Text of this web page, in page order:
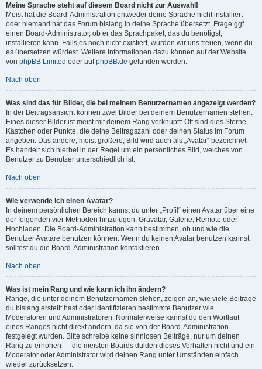
Meine Sprache steht auf diesem Board nicht zur Auswahl!
Meist hat die Board-Administration entweder deine Sprache nicht installiert
oder niemand hat das Forum bislang in deine Sprache übersetzt. Frage ggf.
einen Board-Administrator, ob er das Sprachpaket, das du benötigst,
installieren kann. Falls es noch nicht existiert, würden wir uns freuen, wenn du
es übersetzen würdest. Weitere Informationen dazu können auf der Website
von phpBB Limited oder aufphpBB.de gefunden werden.
Nach oben
Was sind das für Bilder, die bei meinem Benutzernamen angezeigt werden?
In der Beitragsansicht können zwei Bilder bei deinem Benutzernamen stehen.
Eines dieser Bilder ist meist mit deinem Rang verknüpft: Oft sind dies Sterne,
Kästchen oder Punkte, die deine Beitragszahl oder deinen Status im Forum
angeben. Das andere, meist größere, Bild wird auch als „Avatar“ bezeichnet.
Es handelt sich hierbei in der Regel um ein persönliches Bild, welches von
Benutzer zu Benutzer unterschiedlich ist.
Nach oben
Wie verwende ich einen Avatar?
In deinem persönlichen Bereich kannst du unter „Profil“ einen Avatar über eine
der folgenden vier Methoden hinzufügen: Gravatar, Galerie, Remote oder
Hochladen. Die Board-Administration kann bestimmen, ob und wie die
Benutzer Avatare benutzen können. Wenn du keinen Avatar benutzen kannst,
solltest du die Board-Administration kontaktieren.
Nach oben
Was ist mein Rang und wie kann ich ihn ändern?
Ränge, die unter deinem Benutzernamen stehen, zeigen an, wie viele Beiträge
du bislang erstellt hast oder identifizieren bestimmte Benutzer wie
Moderatoren und Administratoren. Normalerweise kannst du den Wortlaut
eines Ranges nicht direkt ändern, da sie von der Board-Administration
festgelegt wurden. Bitte schreibe keine sinnlosen Beiträge, nur um deinen
Rang zu erhöhen — die meisten Boards dulden dieses Verhalten nicht und ein
Moderator oder Administrator wird deinen Rang unter Umständen einfach
wieder zurücksetzen.